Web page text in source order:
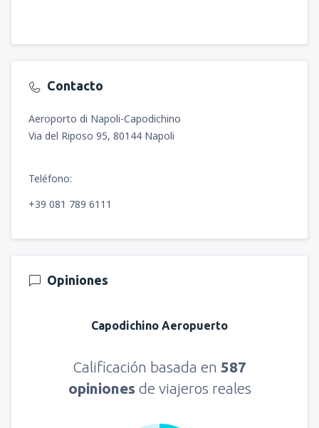
Contacto
Aeroporto di Napoli-Capodichino
Via del Riposo 95, 80144 Napoli
Teléfono:
+39 081 789 6111
Opiniones
Capodichino Aeropuerto
Calificación basada en 587
opiniones de viajeros reales